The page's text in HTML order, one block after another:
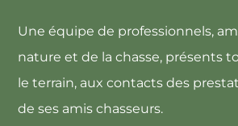
Une équipe de professionnels,
nature et de la chasse, présents
le terrain, aux contacts des
de ses amis chasseurs.